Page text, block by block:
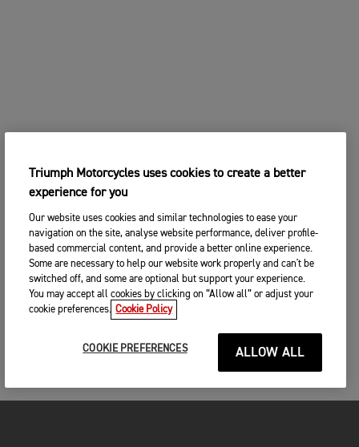
Triumph Motorcycles uses cookies to create a better
experience for you
Our website uses cookies and similar technologies to ease your
navigation on the site, analyse website performance, deliver profile-
based commercial content, and provide a better online experience.
Some are necessary to help our website work properly and can't be
switched off, and some are optional but support your experience.
You may accept all cookies by clicking on “Allow all” or adjust your
cookie preferences. Cookie Policy
COOKIE PREFERENCES ALLOW ALL